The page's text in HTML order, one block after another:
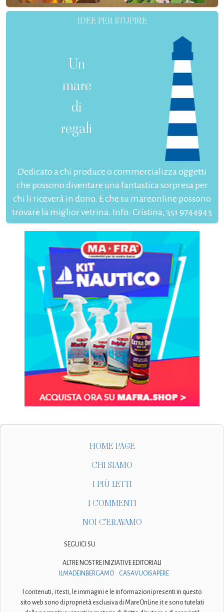
IDEE PER STUPIRE
Un
mare
di
regali
Dedicato a chi produce o commercializza oggetti
che possono diventare una fantastica sorpresa per
chi li riceverà in dono. E che su mareonline possono
trovare la miglior vetrina. Info: Cristina, 351 9744943
HOME PAGE
CHI SIAMO
I PIÙ LETTI
I COMMENTI
NOI C'ERAVAMO
SEGUICI SU
ALTRE NOSTRE INIZIATIVE EDITORIALI
ILMADEINBERGAMO
CASAVUOISAPERE
I contenuti, i testi, le immagini e le informazioni presenti in questo
sito web sono di proprietà esclusiva di MareOnLine.it e sono tutelati